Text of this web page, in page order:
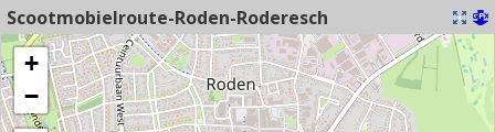
Scootmobielroute-Roden-Roderesch
+
−